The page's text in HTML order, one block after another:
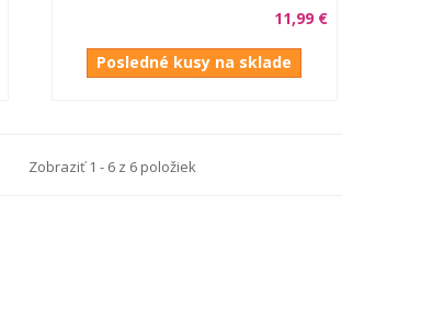
11,99 €
Posledné kusy na sklade
Zobraziť 1 - 6 z 6 položiek